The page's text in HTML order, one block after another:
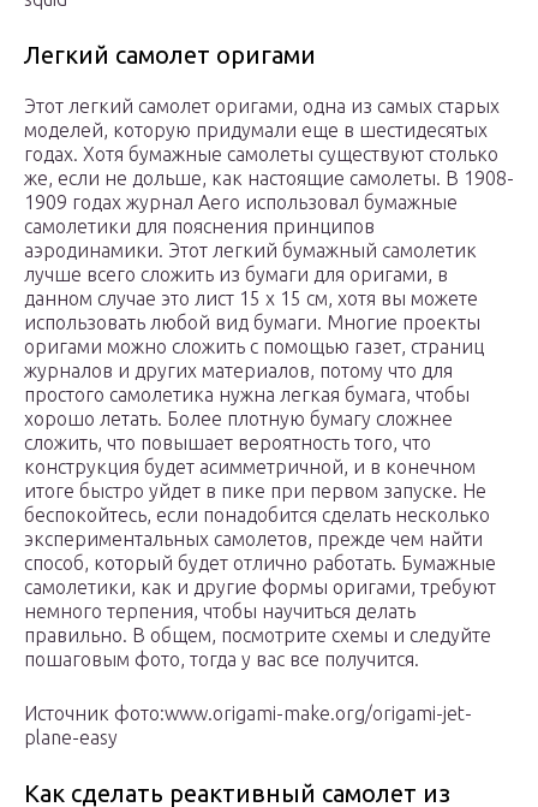
Легкий самолет оригами
Этот легкий самолет оригами, одна из самых старых
моделей, которую придумали еще в шестидесятых
годах. Хотя бумажные самолеты существуют столько
же, если не дольше, как настоящие самолеты. В 1908-
1909 годах журнал Aero использовал бумажные
самолетики для пояснения принципов
аэродинамики. Этот легкий бумажный самолетик
лучше всего сложить из бумаги для оригами, в
данном случае это лист 15 х 15 см, хотя вы можете
использовать любой вид бумаги. Многие проекты
оригами можно сложить с помощью газет, страниц
журналов и других материалов, потому что для
простого самолетика нужна легкая бумага, чтобы
хорошо летать. Более плотную бумагу сложнее
сложить, что повышает вероятность того, что
конструкция будет асимметричной, и в конечном
итоге быстро уйдет в пике при первом запуске. Не
беспокойтесь, если понадобится сделать несколько
экспериментальных самолетов, прежде чем найти
способ, который будет отлично работать. Бумажные
самолетики, как и другие формы оригами, требуют
немного терпения, чтобы научиться делать
правильно. В общем, посмотрите схемы и следуйте
пошаговым фото, тогда у вас все получится.
Источник фото:www.origami-make.org/origami-jet-
plane-easy
Как сделать реактивный самолет из